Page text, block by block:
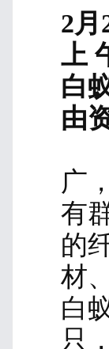
都
菌
病
内
瘙
间
恶
水
所
可
能